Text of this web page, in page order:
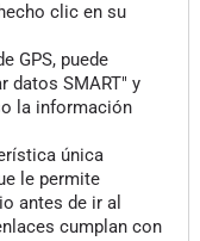
clic en su
GPS, puede
datos SMART" y
la información
única
le permite
antes de ir al
cumplan con